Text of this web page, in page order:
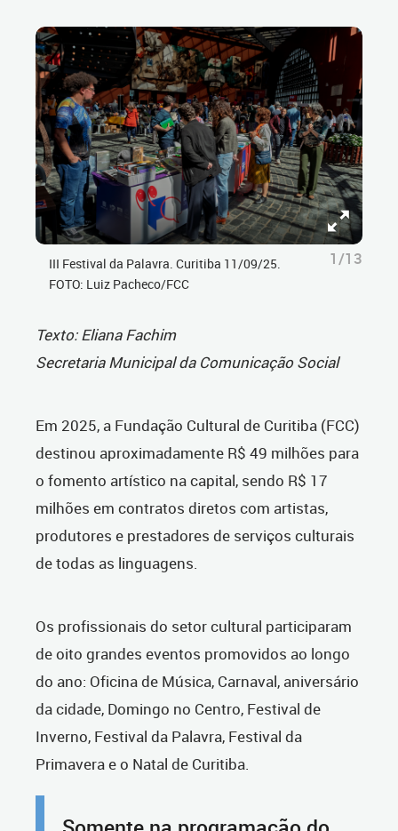
III Festival da Palavra. Curitiba 11/09/25.
FOTO: Luiz Pacheco/FCC
1/13
Texto: Eliana Fachim
Secretaria Municipal da Comunicação Social
Em 2025, a Fundação Cultural de Curitiba (FCC)
destinou aproximadamente R$ 49 milhões para
o fomento artístico na capital, sendo R$ 17
milhões em contratos diretos com artistas,
produtores e prestadores de serviços culturais
de todas as linguagens.
Os profissionais do setor cultural participaram
de oito grandes eventos promovidos ao longo
do ano: Oficina de Música, Carnaval, aniversário
da cidade, Domingo no Centro, Festival de
Inverno, Festival da Palavra, Festival da
Primavera e o Natal de Curitiba.